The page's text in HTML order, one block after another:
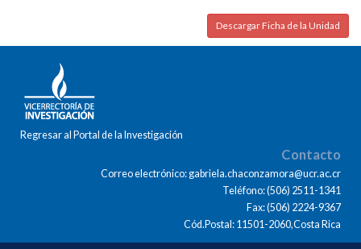
Descargar Ficha de la Unidad
Regresar al Portal de la Investigación
Contacto
Correo electrónico: gabriela.chaconzamora@ucr.ac.cr
Teléfono: (506) 2511-1341
Fax: (506) 2224-9367
Cód.Postal: 11501-2060,Costa Rica